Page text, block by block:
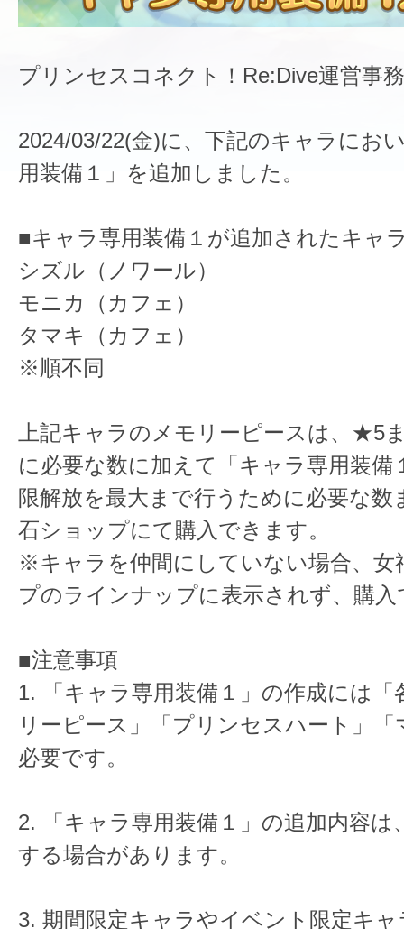
プリンセスコネクト！Re:Dive運営事
2024/03/22(金)に、下記のキャラにお
用装備１」を追加しました。
■キャラ専用装備１が追加されたキャ
シズル（ノワール）
モニカ（カフェ）
タマキ（カフェ）
※順不同
上記キャラのメモリーピースは、★5
に必要な数に加えて「キャラ専用装備
限解放を最大まで行うために必要な数
石ショップにて購入できます。
※キャラを仲間にしていない場合、女
プのラインナップに表示されず、購
■注意事項
1. 「キャラ専用装備１」の作成には
リーピース」「プリンセスハート」「
必要です。
2. 「キャラ専用装備１」の追加内容は
する場合があります。
3. 期間限定キャラやイベント限定キ